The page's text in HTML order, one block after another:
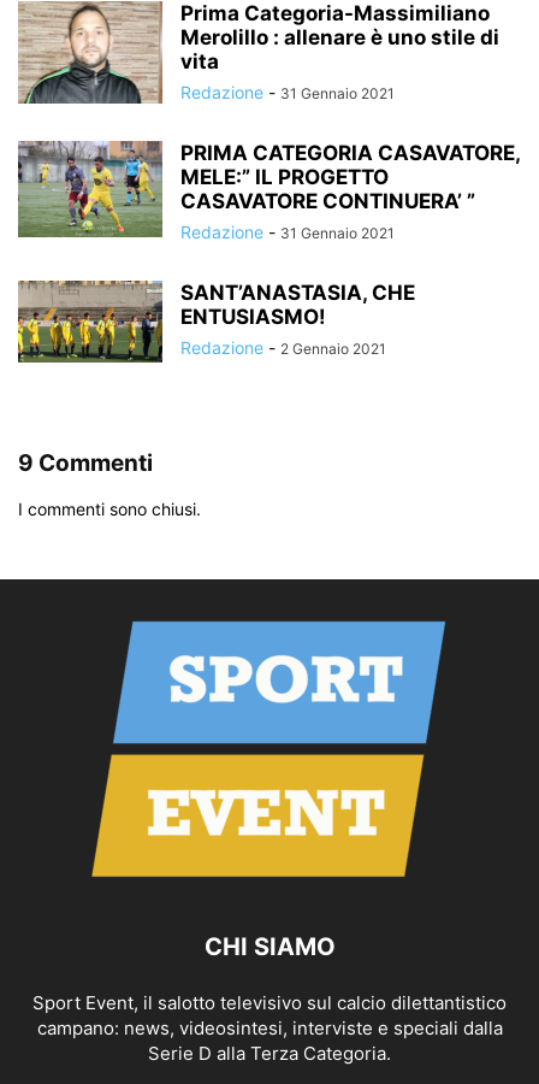
Prima Categoria-Massimiliano
Merolillo : allenare è uno stile di
vita
Redazione - 31 Gennaio 2021
PRIMA CATEGORIA CASAVATORE,
MELE:” IL PROGETTO
CASAVATORE CONTINUERA’ ”
Redazione - 31 Gennaio 2021
SANT’ANASTASIA, CHE
ENTUSIASMO!
Redazione - 2 Gennaio 2021
9 Commenti
I commenti sono chiusi.
CHI SIAMO
Sport Event, il salotto televisivo sul calcio dilettantistico
campano: news, videosintesi, interviste e speciali dalla
Serie D alla Terza Categoria.